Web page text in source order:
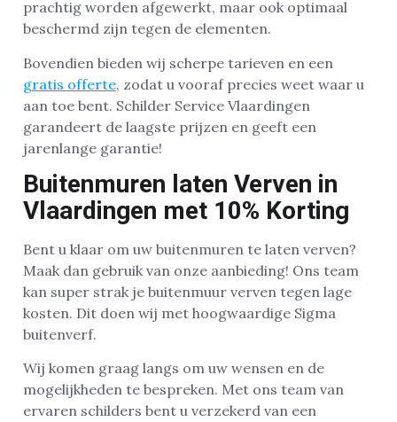
prachtig worden afgewerkt, maar ook optimaal
beschermd zijn tegen de elementen.
Bovendien bieden wij scherpe tarieven en een
gratis offerte, zodat u vooraf precies weet waar u
aan toe bent. Schilder Service Vlaardingen
garandeert de laagste prijzen en geeft een
jarenlange garantie!
Buitenmuren laten Verven in
Vlaardingen met 10% Korting
Bent u klaar om uw buitenmuren te laten verven?
Maak dan gebruik van onze aanbieding! Ons team
kan super strak je buitenmuur verven tegen lage
kosten. Dit doen wij met hoogwaardige Sigma
buitenverf.
Wij komen graag langs om uw wensen en de
mogelijkheden te bespreken. Met ons team van
ervaren schilders bent u verzekerd van een